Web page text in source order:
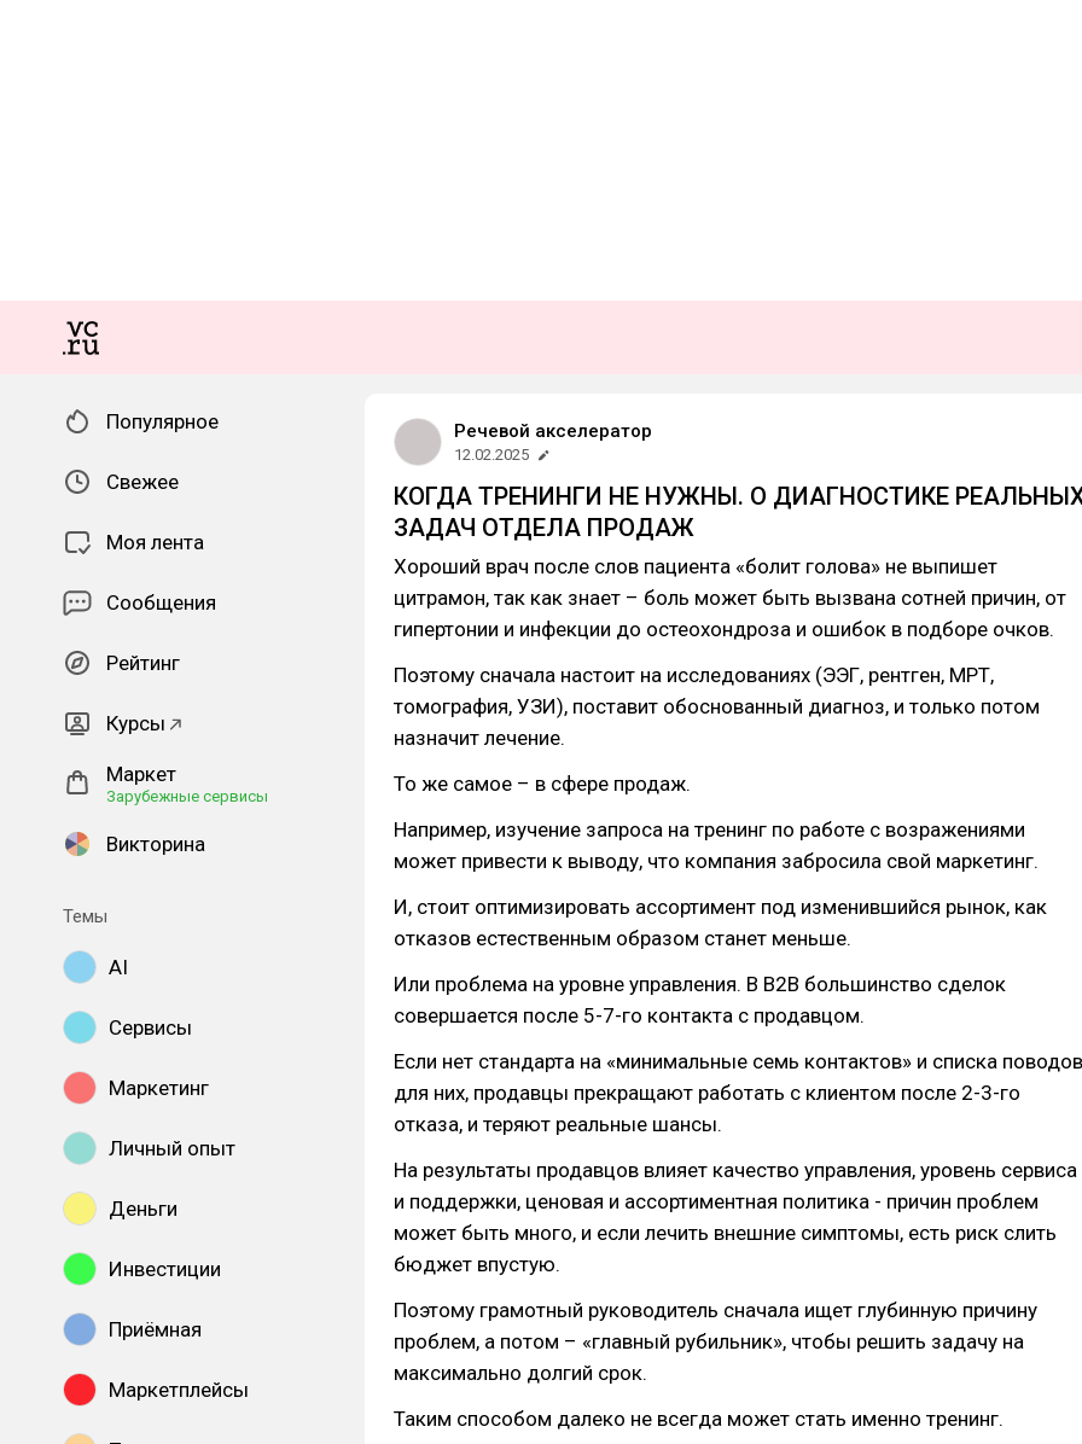
Популярное
Свежее
Моя лента
Сообщения
Рейтинг
Курсы
Маркет
Зарубежные сервисы
Викторина
Темы
AI
Сервисы
Маркетинг
Личный опыт
Деньги
Инвестиции
Приёмная
Маркетплейсы
Речевой акселератор
12.02.2025
КОГДА ТРЕНИНГИ НЕ НУЖНЫ. О ДИАГНОСТИКЕ
ЗАДАЧ ОТДЕЛА ПРОДАЖ
Хороший врач после слов пациента «болит голова» не выпишет
цитрамон, так как знает – боль может быть вызвана сотней причин, от
гипертонии и инфекции до остеохондроза и ошибок в подборе очков.
Поэтому сначала настоит на исследованиях (ЭЭГ, рентген, МРТ,
томография, УЗИ), поставит обоснованный диагноз, и только потом
назначит лечение.
То же самое – в сфере продаж.
Например, изучение запроса на тренинг по работе с возражениями
может привести к выводу, что компания забросила свой маркетинг.
И, стоит оптимизировать ассортимент под изменившийся рынок, как
отказов естественным образом станет меньше.
Или проблема на уровне управления. В B2B большинство сделок
совершается после 5-7-го контакта с продавцом.
Если нет стандарта на «минимальные семь контактов» и списка поводов
для них, продавцы прекращают работать с клиентом после 2-3-го
отказа, и теряют реальные шансы.
На результаты продавцов влияет качество управления, уровень сервиса
и поддержки, ценовая и ассортиментная политика - причин проблем
может быть много, и если лечить внешние симптомы, есть риск слить
бюджет впустую.
Поэтому грамотный руководитель сначала ищет глубинную причину
проблем, а потом – «главный рубильник», чтобы решить задачу на
максимально долгий срок.
Таким способом далеко не всегда может стать именно тренинг.